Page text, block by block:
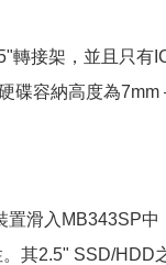
接架，並且只有
容納高度為7mm
滑入MB343SP
其2.5" SSD/HDD